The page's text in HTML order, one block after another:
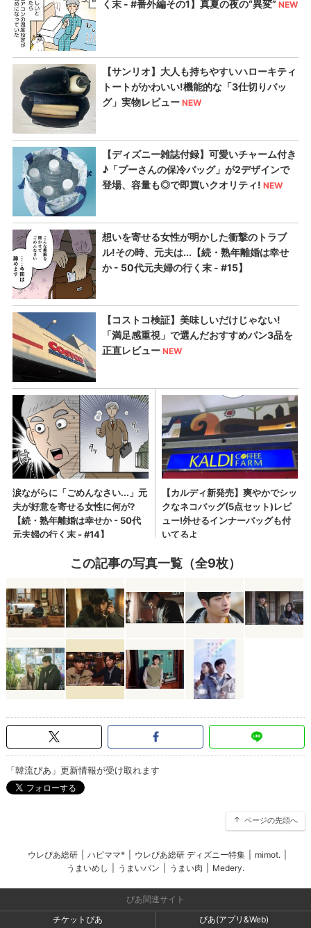
この記事の写真一覧（全9枚）
「韓流ぴあ」更新情報が受け取れます
ページの先頭へ
ウレぴあ総研 ハピママ* ウレぴあ総研 ディズニー特集 mimot.
うまいめし
うまいパン うまい肉 Medery.
ぴあ関連サイト
チケットぴあ
ぴあ(アプリ&Web)